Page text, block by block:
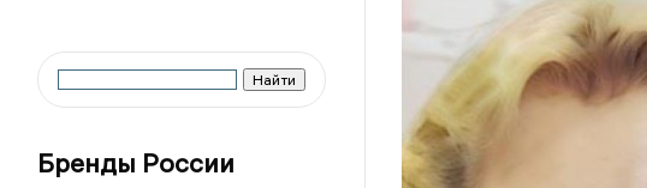
Бренды России